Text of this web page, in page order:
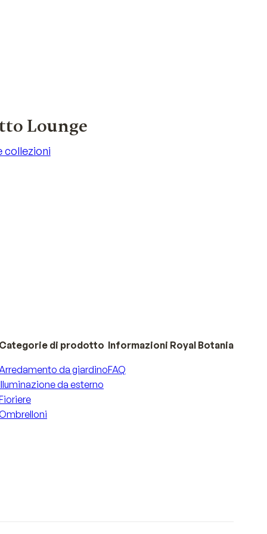
Lounge
collezioni
Categorie di prodotto
da giardino
da esterno
Informazioni Royal Botania
FAQ